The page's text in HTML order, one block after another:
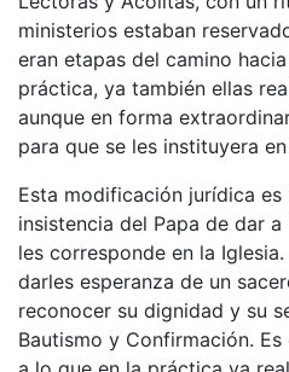
ministerios estaban
eran etapas del camino
práctica, ya también ellas
aunque en forma
para que se les instituyera
Esta modificación jurídica es
insistencia del Papa de dar
les corresponde en la
darles esperanza de un
reconocer su dignidad y su
Bautismo y Confirmación.